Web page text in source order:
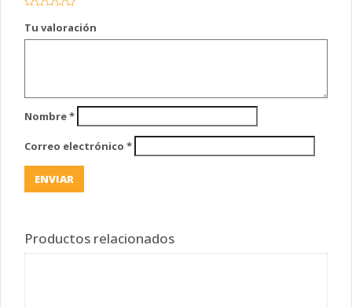
Tu valoración
Nombre*
Correo electrónico *
Productos relacionados